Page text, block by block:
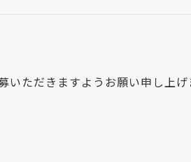
ただきますようお願い申し上げ